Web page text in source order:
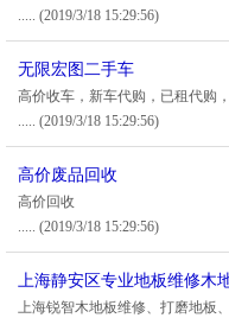
..... (2019/3/18 15:29:56)
无限宏图二手车
高价收车，新车代购，已租代购
..... (2019/3/18 15:29:56)
高价废品回收
高价回收
..... (2019/3/18 15:29:56)
上海静安区专业地板维修木
上海锐智木地板维修、打磨地板